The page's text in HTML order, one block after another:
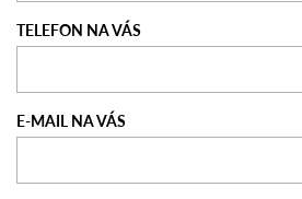
TELEFON NA VÁS
E-MAIL NA VÁS